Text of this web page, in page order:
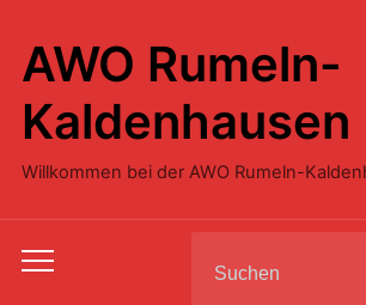
AWO Rumeln-
Kaldenhausen
Willkommen bei der AWO Rumeln-
Toggle
for: